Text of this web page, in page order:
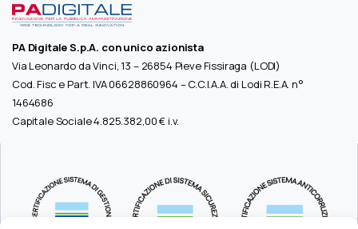
PA Digitale S.p.A. con unico azionista
Via Leonardo da Vinci, 13 – 26854 Pieve Fissiraga (LODI)
Cod. Fisc e Part. IVA 06628860964 – C.C.I.A.A. di Lodi R.E.A. n°
1464686
Capitale Sociale 4.825.382,00 € i.v.